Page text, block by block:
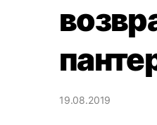
19.08.2019